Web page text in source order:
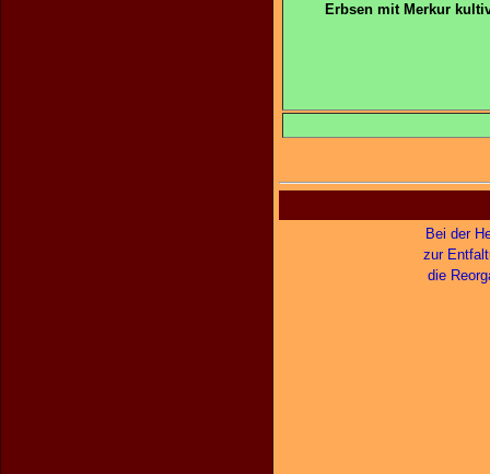
Erbsen mit Merkur
Bei der
zur
die